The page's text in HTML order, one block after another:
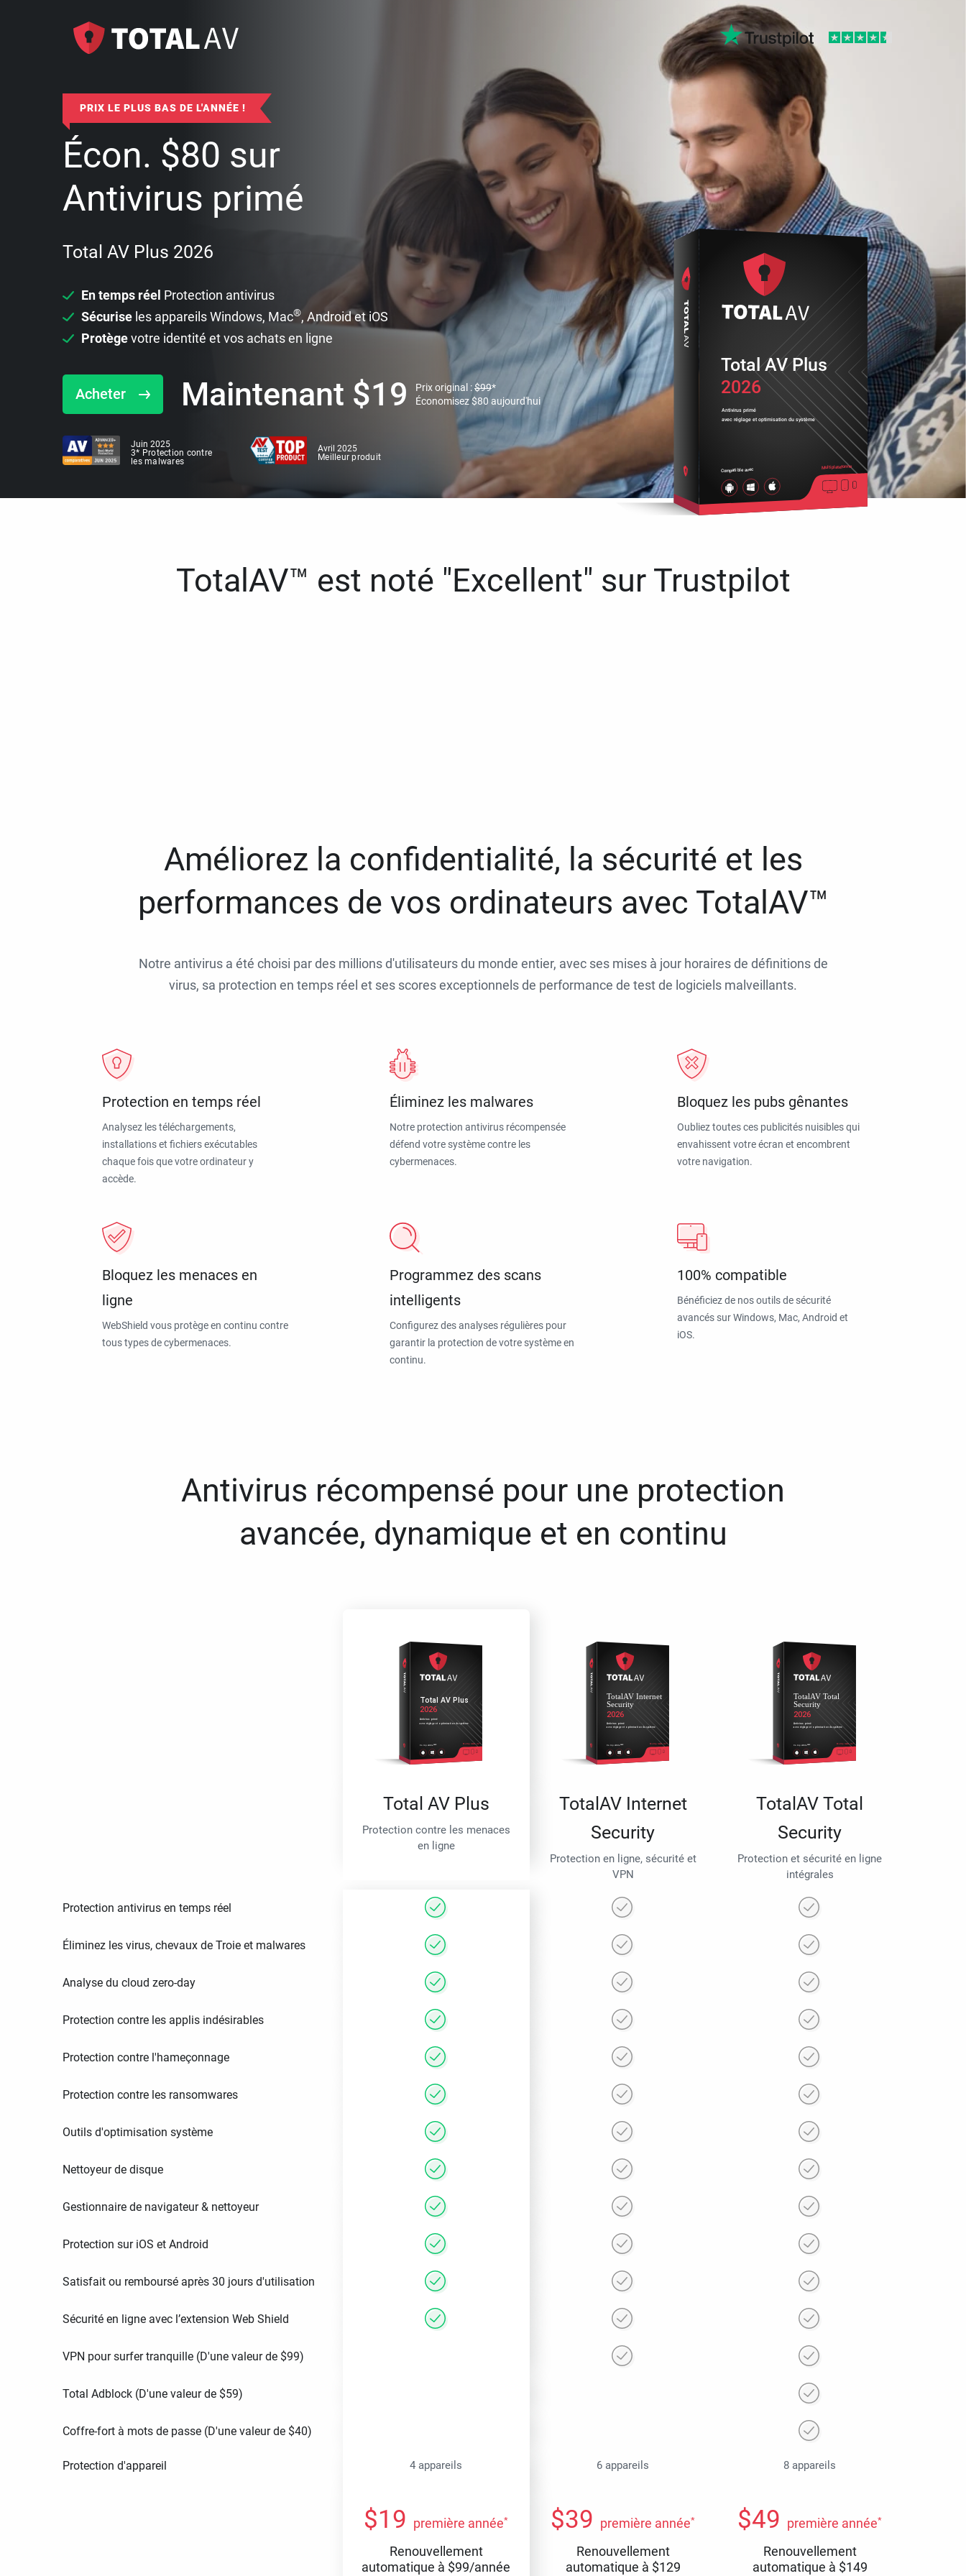
PRIX LE PLUS BAS DE L'ANNÉE !
Écon. $80 sur
Antivirus primé
Total AV Plus 2026
En temps réel Protection antivirus
Sécurise les appareils Windows, Mac®, Android et iOS
Protègevotre identité et vos achats en ligne
Acheter Maintenant $19 Prix original :$99*
Économisez$80 aujourd'hui
Juin 2025
3* Protection contre
les malwares
Avril 2025
Meilleur produit
2026
Antivirus primé
avec réglage et optimisation du système
Compatible avec Multiplateforme
Total AV Plus
TotalAV™ est noté "Excellent" sur Trustpilot
Améliorez la confidentialité, la sécurité et les
performances de vos ordinateurs avec TotalAV™
Notre antivirus a été choisi par des millions d'utilisateurs du monde entier, avec ses mises à jour horaires de définitions de
virus, sa protection en temps réel et ses scores exceptionnels de performance de test de logiciels malveillants.
Protection en temps réel
Analysez les téléchargements,
installations et fichiers exécutables
chaque fois que votre ordinateur y
accède.
Éliminez les malwares
Notre protection antivirus récompensée
défend votre système contre les
cybermenaces.
Bloquez les pubs gênantes
Oubliez toutes ces publicités nuisibles qui
envahissent votre écran et encombrent
votre navigation.
Bloquez les menaces en
ligne
WebShield vous protège en continu contre
tous types de cybermenaces.
Programmez des scans
intelligents
Configurez des analyses régulières pour
garantir la protection de votre système en
continu.
100% compatible
Bénéficiez de nos outils de sécurité
avancés sur Windows, Mac, Android et
iOS.
Antivirus récompensé pour une protection
avancée, dynamique et en continu
Total AV Plus
Protection contre les menaces
en ligne
TotalAV Internet
Security
Protection en ligne, sécurité et
VPN
TotalAV Total
Security
Protection et sécurité en ligne
intégrales
Protection antivirus en temps réel
Éliminez les virus, chevaux de Troie et malwares
Analyse du cloud zero-day
Protection contre les applis indésirables
Protection contre l'hameçonnage
Protection contre les ransomwares
Outils d'optimisation système
Nettoyeur de disque
Gestionnaire de navigateur & nettoyeur
Protection sur iOS et Android
Satisfait ou remboursé après 30 jours d'utilisation
Sécurité en ligne avec l’extension Web Shield
VPN pour surfer tranquille (D'une valeur de $99)
Total Adblock (D'une valeur de $59)
Coffre-fort à mots de passe (D'une valeur de $40)
Protection d'appareil 4 appareils 6 appareils 8 appareils
$19 première année*
Renouvellement
automatique à $99/année
$39 première année*
Renouvellement
automatique à $129
$49 première année*
Renouvellement
automatique à $149